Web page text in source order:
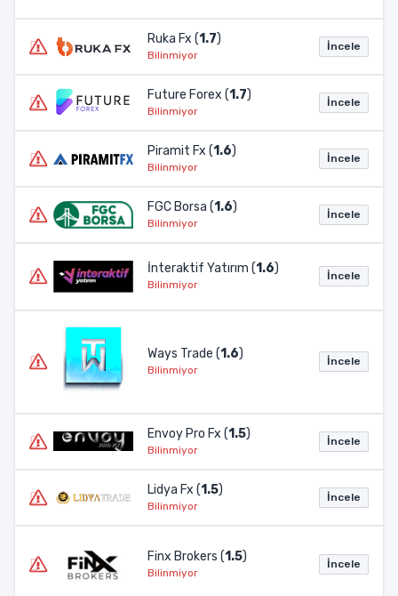
Ruka Fx (1.7)
Bilinmiyor
İncele
Future Forex (1.7)
Bilinmiyor
İncele
Piramit Fx (1.6)
Bilinmiyor
İncele
FGC Borsa (1.6)
Bilinmiyor
İncele
İnteraktif Yatırım (1.6)
Bilinmiyor
İncele
Ways Trade (1.6)
Bilinmiyor
İncele
Envoy Pro Fx (1.5)
Bilinmiyor
İncele
Lidya Fx (1.5)
Bilinmiyor
İncele
Finx Brokers (1.5)
Bilinmiyor
İncele